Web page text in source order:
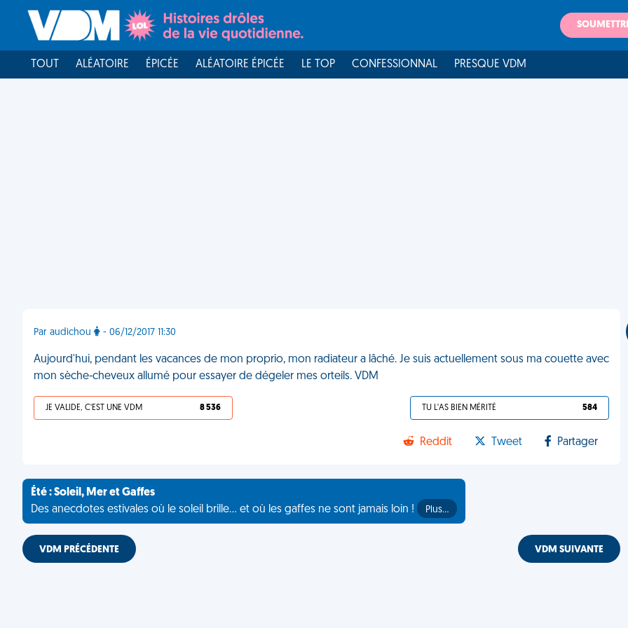
TOUT ALÉATOIRE ÉPICÉE ALÉATOIRE ÉPICÉE LE TOP CONFESSIONNAL PRESQUE VDM
Par audichou - 06/12/2017 11:30
Aujourd'hui, pendant les vacances de mon proprio, mon radiateur a lâché. Je suis actuellement sous ma couette avec
mon sèche-cheveux allumé pour essayer de dégeler mes orteils. VDM
JE VALIDE, C'EST UNE VDM 8 536 TU L'AS BIEN MÉRITÉ 584
Reddit Tweet Partager
Été : Soleil, Mer et Gaffes
Des anecdotes estivales où le soleil brille... et où les gaffes ne sont jamais loin !
Plus…
VDM PRÉCÉDENTE VDM SUIVANTE